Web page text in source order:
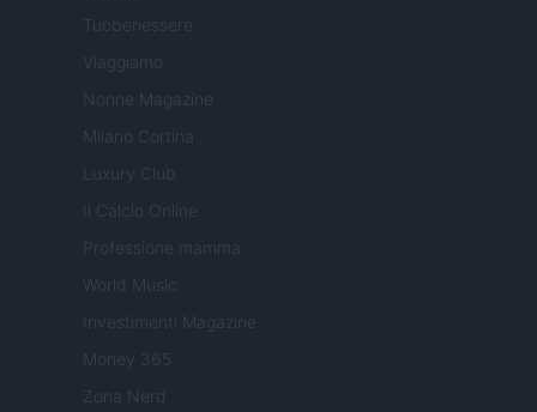
Tuobenessere
Viaggiamo
Nonne Magazine
Milano Cortina
Luxury Club
Il Calcio Online
Professione mamma
World Music
Investimenti Magazine
Money 365
Zona Nerd